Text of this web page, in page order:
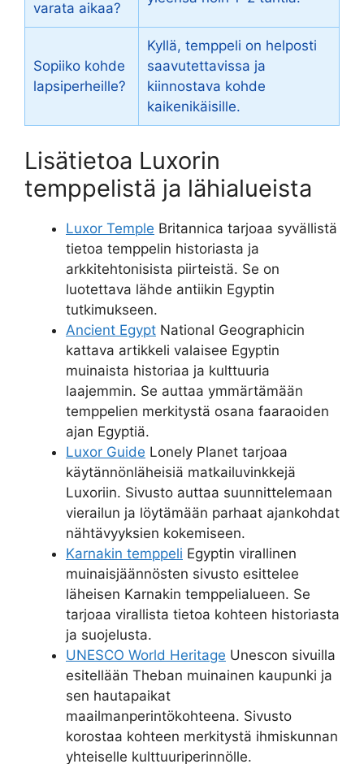
varata aikaa?
Sopiiko kohde
lapsiperheille?
Kyllä, temppeli on helposti
saavutettavissa ja
kiinnostava kohde
kaikenikäisille.
Lisätietoa Luxorin
temppelistä ja lähialueista
Luxor Temple Britannica tarjoaa syvällistä
tietoa temppelin historiasta ja
arkkitehtonisista piirteistä. Se on
luotettava lähde antiikin Egyptin
tutkimukseen.
Ancient Egypt National Geographicin
kattava artikkeli valaisee Egyptin
muinaista historiaa ja kulttuuria
laajemmin. Se auttaa ymmärtämään
temppelien merkitystä osana faaraoiden
ajan Egyptiä.
Luxor Guide Lonely Planet tarjoaa
käytännönläheisiä matkailuvinkkejä
Luxoriin. Sivusto auttaa suunnittelemaan
vierailun ja löytämään parhaat ajankohdat
nähtävyyksien kokemiseen.
Karnakin temppeli Egyptin virallinen
muinaisjäännösten sivusto esittelee
läheisen Karnakin temppelialueen. Se
tarjoaa virallista tietoa kohteen historiasta
ja suojelusta.
UNESCO World Heritage Unescon sivuilla
esitellään Theban muinainen kaupunki ja
sen hautapaikat
maailmanperintökohteena. Sivusto
korostaa kohteen merkitystä ihmiskunnan
yhteiselle kulttuuriperinnölle.